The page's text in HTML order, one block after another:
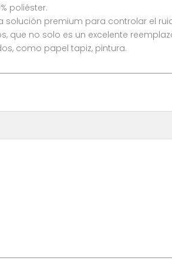
poliéster.
solución premium para controlar el
que no solo es un excelente
como papel tapiz, pintura.